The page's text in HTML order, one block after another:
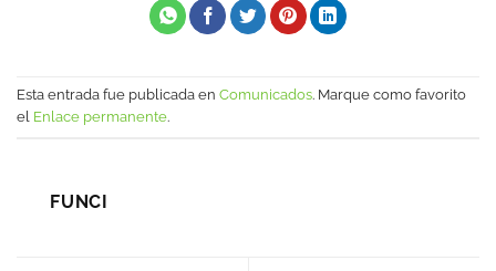
Esta entrada fue publicada en Comunicados. Marque como favorito
el Enlace permanente.
FUNCI